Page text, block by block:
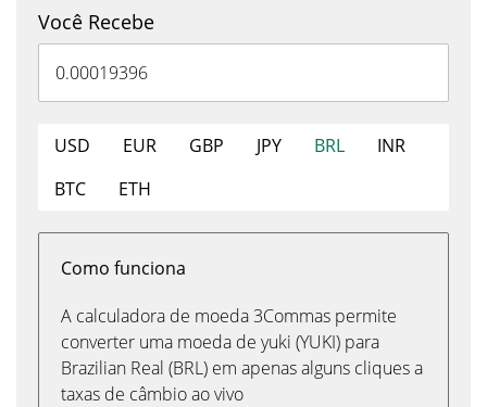
Você Recebe
USD EUR GBP JPY BRL
INR
BTC
ETH
Como funciona
A calculadora de moeda 3Commas permite
converter uma moeda de yuki (YUKI) para
Brazilian Real (BRL) em apenas alguns cliques a
taxas de câmbio ao vivo